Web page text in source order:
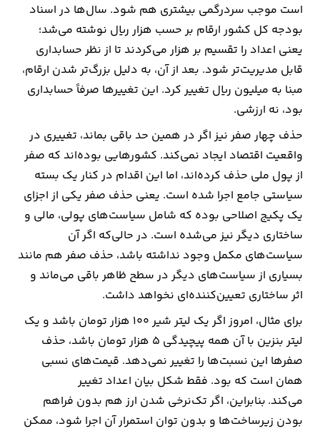
است موجب سردرگمی بیشتری هم شود. سال‌ها در اسناد
بودجه کل کشور ارقام بر حسب هزار ریال نوشته می‌شد؛
یعنی اعداد را تقسیم بر هزار می‌کردند تا از نظر حسابداری
قابل مدیریت‌تر شود. بعد از آن، به دلیل بزرگ‌تر شدن ارقام،
مبنا به میلیون ریال تغییر کرد. این تغییرها صرفاً حسابداری
بود، نه ارزشی.
حذف چهار صفر نیز اگر در همین حد باقی بماند، تغییری در
واقعیت اقتصاد ایجاد نمی‌کند. کشورهایی بوده‌اند که صفر
از پول ملی حذف کرده‌اند، اما این اقدام در کنار یک بسته
سیاستی جامع اجرا شده است. یعنی حذف صفر یکی از اجزای
یک پکیج اصلاحی بوده که شامل سیاست‌های پولی، مالی و
ساختاری دیگر نیز می‌شده است. در حالی‌که اگر آن
سیاست‌های مکمل وجود نداشته باشد، حذف صفر هم مانند
بسیاری از سیاست‌های دیگر در سطح ظاهر باقی می‌ماند و
اثر ساختاری تعیین‌کننده‌ای نخواهد داشت.
برای مثال، امروز اگر یک لیتر شیر ۱۰۰ هزار تومان باشد و یک
لیتر بنزین با آن همه پیچیدگی ۵ هزار تومان باشد، حذف
صفرها این نسبت‌ها را تغییر نمی‌دهد. قیمت‌های نسبی
همان است که بود. فقط شکل بیان اعداد تغییر
می‌کند. بنابراین، اگر تک‌نرخی شدن ارز هم بدون فراهم
بودن زیرساخت‌ها و بدون توان استمرار آن اجرا شود، ممکن